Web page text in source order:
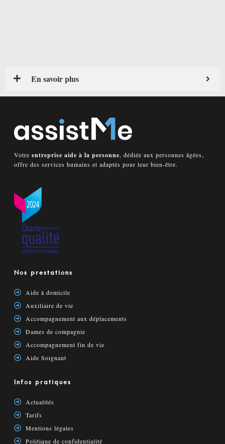
En savoir plus
Votre entreprise aide à la personne, dédiée aux personnes âgées,
offre des services humains et adaptés pour leur bien-être.
Nos prestations
Aide à domicile
Auxiliaire de vie
Accompagnement aux déplacements
Dames de compagnie
Accompagnement fin de vie
Aide Soignant
Infos pratiques
Actualités
Tarifs
Mentions légales
Politique de confidentialité